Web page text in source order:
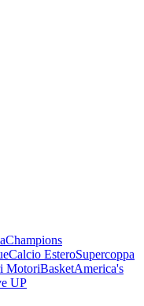
Champions
Calcio EsteroSupercoppa
MotoriBasketAmerica's
UP